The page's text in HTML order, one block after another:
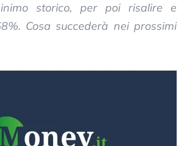
storico, per poi risalire e
Cosa succederà nei prossimi